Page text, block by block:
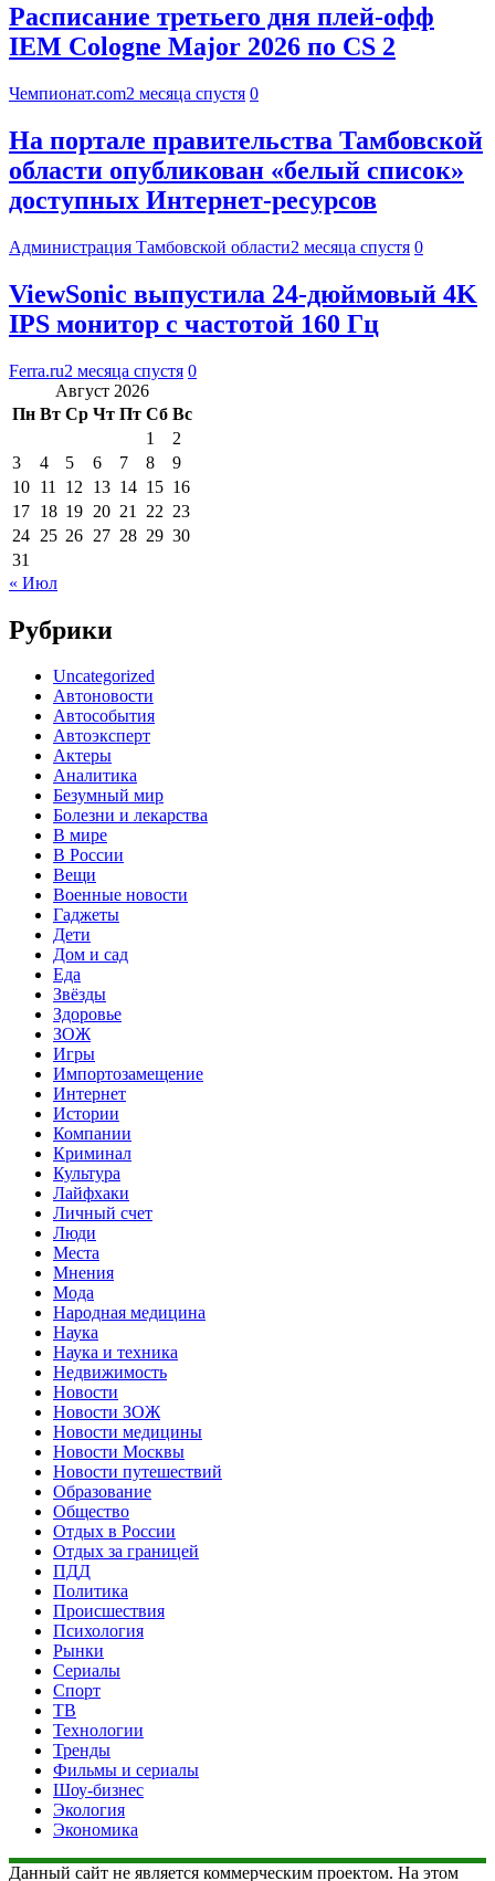
Расписание третьего дня плей-офф
IEM Cologne Major 2026 по CS 2
Чемпионат.com2 месяца спустя 0
На портале правительства Тамбовской
области опубликован «белый список»
доступных Интернет-ресурсов
Администрация Тамбовской области2 месяца спустя 0
ViewSonic выпустила 24-дюймовый 4K
IPS монитор с частотой 160 Гц
Ferra.ru2 месяца спустя 0
Август 2026
Пн Вт Ср Чт Пт Сб Вс
1
2
3
4 5 6 7 8
9
10 11 12 13 14 15 16
17 18 19 20 21 22 23
24 25 26 27 28 29 30
31
« Июл
Рубрики
Uncategorized
Автоновости
Автособытия
Автоэксперт
Актеры
Аналитика
Безумный мир
Болезни и лекарства
В мире
В России
Вещи
Военные новости
Гаджеты
Дети
Дом и сад
Еда
Звёзды
Здоровье
ЗОЖ
Игры
Импортозамещение
Интернет
Истории
Компании
Криминал
Культура
Лайфхаки
Личный счет
Люди
Места
Мнения
Мода
Народная медицина
Наука
Наука и техника
Недвижимость
Новости
Новости ЗОЖ
Новости медицины
Новости Москвы
Новости путешествий
Образование
Общество
Отдых в России
Отдых за границей
ПДД
Политика
Происшествия
Психология
Рынки
Сериалы
Спорт
ТВ
Технологии
Тренды
Фильмы и сериалы
Шоу-бизнес
Экология
Экономика
Данный сайт не является коммерческим проектом. На этом